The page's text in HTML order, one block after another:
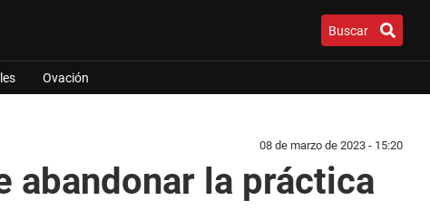
Buscar
Ovación
08 de marzo de 2023 - 15:20
abandonar la práctica